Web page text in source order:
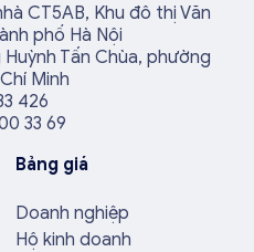
CT5AB, Khu đô thị Văn
phố Hà Nội
Tấn Chùa, phường
Minh
426
33 69
Bảng giá
Doanh nghiệp
Hộ kinh doanh